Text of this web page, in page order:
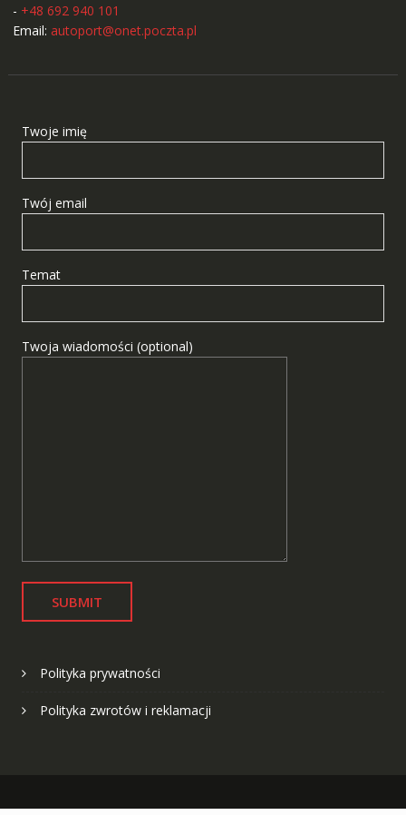
- +48 692 940 101
Email: autoport@onet.poczta.pl
Twoje imię
Twój email
Temat
Twoja wiadomości (optional)
Polityka prywatności
Polityka zwrotów i reklamacji